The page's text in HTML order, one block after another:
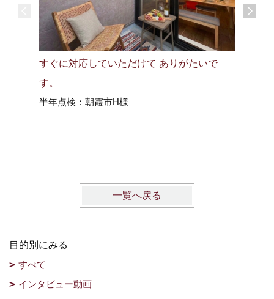
すぐに対応していただけて ありがたいで
す。
半年点検：朝霞市H様
一覧へ戻る
目的別にみる
すべて
インタビュー動画